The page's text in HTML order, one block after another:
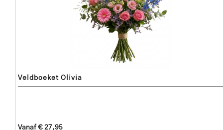
Veldboeket Olivia
Vanaf € 27,95